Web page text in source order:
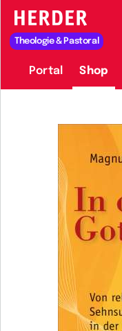
HERDER-MENÜ
Theologie & Pastoral
Portal Shop